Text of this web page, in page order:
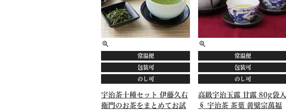
常温便
包装可
のし可
宇治茶十種セット 伊藤久右
衛門のお茶をまとめてお試
常温便
包装可
のし可
高級宇治玉露 甘露 80g袋入
§ 宇治茶 茶葉 黄檗宗萬福